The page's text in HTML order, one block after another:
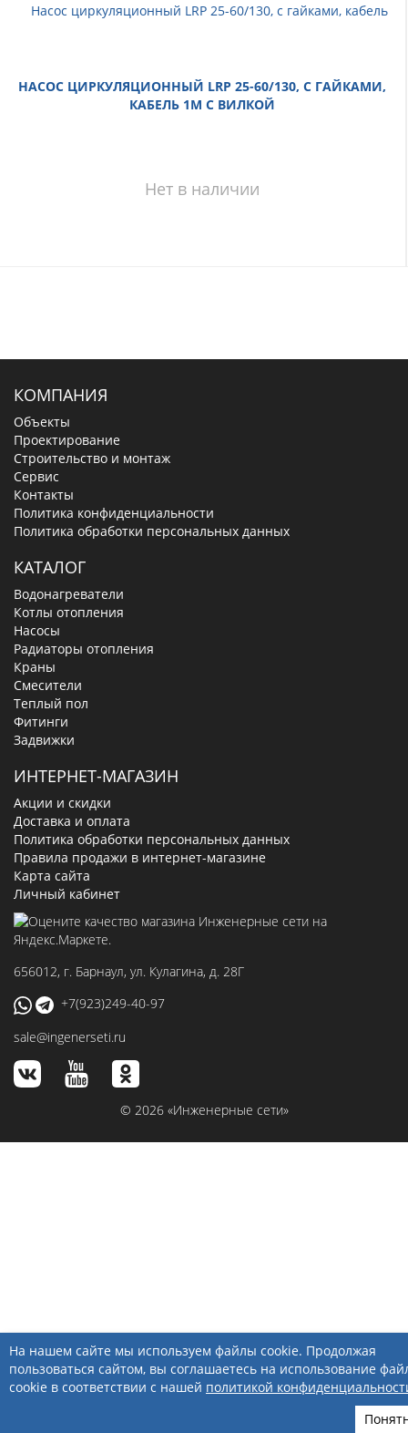
НАСОС ЦИРКУЛЯЦИОННЫЙ LRP 25-60/130, С ГАЙКАМИ,
КАБЕЛЬ 1М С ВИЛКОЙ
Нет в наличии
КОМПАНИЯ
Объекты
Проектирование
Строительство и монтаж
Сервис
Контакты
Политика конфиденциальности
Политика обработки персональных данных
КАТАЛОГ
Водонагреватели
Котлы отопления
Насосы
Радиаторы отопления
Краны
Смесители
Теплый пол
Фитинги
Задвижки
ИНТЕРНЕТ-МАГАЗИН
Акции и скидки
Доставка и оплата
Политика обработки персональных данных
Правила продажи в интернет-магазине
Карта сайта
Личный кабинет
656012, г. Барнаул, ул. Кулагина, д. 28Г
+7(923)249-40-97
sale@ingenerseti.ru
© 2026 «Инженерные сети»
На нашем сайте мы используем файлы cookie. Продолжая
пользоваться сайтом, вы соглашаетесь на использование
cookie в соответствии с нашей политикой